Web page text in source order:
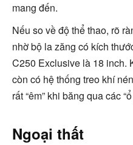
mang đến.
Nếu so về độ thể thao, rõ
nhờ bộ la zăng có kích
C250 Exclusive là 18 inch.
còn có hệ thống treo khí
rất “êm” khi băng qua các “ổ
Ngoại thất